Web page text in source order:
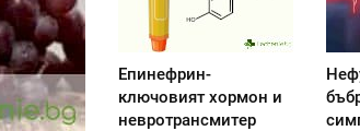
Епинефрин-
ключовият хормон и
невротрансмитер